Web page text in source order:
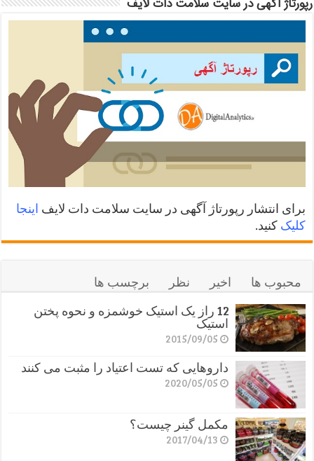
برای انتشار رپورتاژ آگهی در سایت سلامت دات لایف اینجا
کلیک کنید.
محبوب ها اخیر نظر
برچسب ها
12 راز یک استیک خوشمزه و نحوه پختن
استیک
2015/09/05
داروهایی که تست اعتیاد را مثبت می کنند
2020/05/05
مکمل گینر چیست؟
2017/04/13